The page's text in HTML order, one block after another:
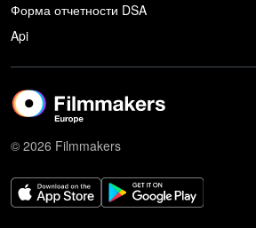
Форма отчетности DSA
Api
© 2026 Filmmakers